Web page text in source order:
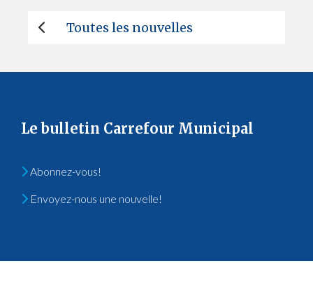
Toutes les nouvelles
Le bulletin Carrefour Municipal
Abonnez-vous!
Envoyez-nous une nouvelle!